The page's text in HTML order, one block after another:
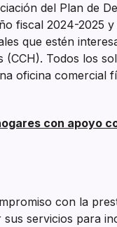
del Plan de
fiscal 2024-2025
que estén
Todos los
oficina comercial
con apoyo
con la
servicios para